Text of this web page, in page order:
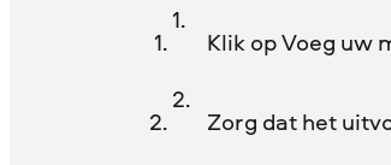
Klik op Voeg uw
Zorg dat het